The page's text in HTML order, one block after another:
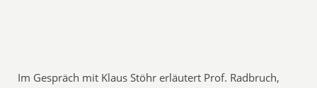
Im Gespräch mit Klaus Stöhr erläutert Prof. Radbruch,